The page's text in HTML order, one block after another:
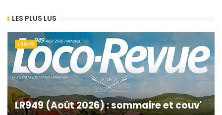
LES PLUS LUS
LR949
LR949 (Août 2026) : sommaire et couv'